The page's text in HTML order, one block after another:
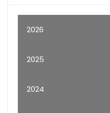
2026
2025
2024